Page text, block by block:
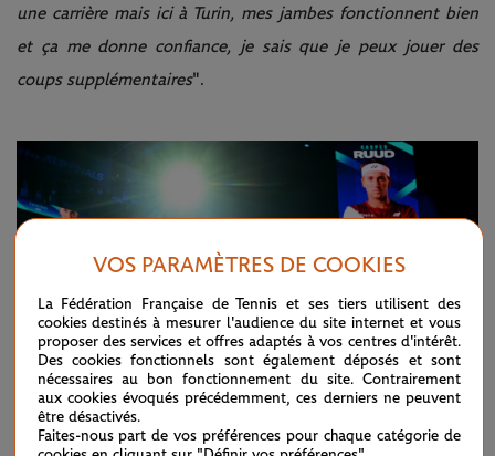
une carrière mais ici à Turin, mes jambes fonctionnent bien
et ça me donne confiance, je sais que je peux jouer des
coups supplémentaires".
VOS PARAMÈTRES DE COOKIES
La Fédération Française de Tennis et ses tiers utilisent des
cookies destinés à mesurer l'audience du site internet et vous
proposer des services et offres adaptés à vos centres d'intérêt.
Des cookies fonctionnels sont également déposés et sont
nécessaires au bon fonctionnement du site. Contrairement
aux cookies évoqués précédemment, ces derniers ne peuvent
être désactivés.
Faites-nous part de vos préférences pour chaque catégorie de